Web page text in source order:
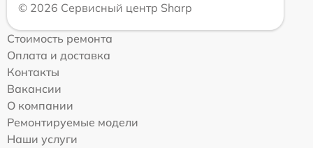
© 2026 Сервисный центр Sharp
Стоимость ремонта
Оплата и доставка
Контакты
Вакансии
О компании
Ремонтируемые модели
Наши услуги